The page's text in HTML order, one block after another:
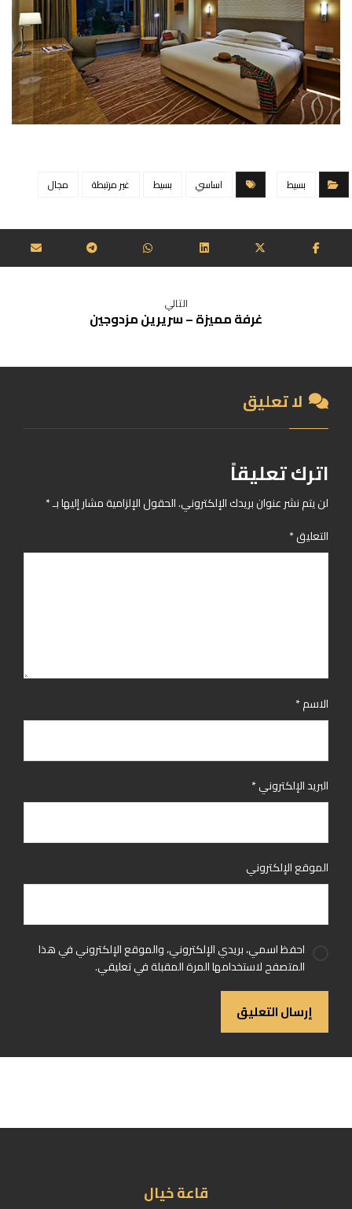
بسيط اساسي بسيط غير مرتبطة مجال
التالي
غرفة مميزة – سريرين مزدوجين
لا تعليق
اترك تعليقاً
لن يتم نشر عنوان بريدك الإلكتروني.الحقول الإلزامية مشار إليها بـ*
التعليق*
الاسم*
البريد الإلكتروني*
الموقع الإلكتروني
احفظ اسمي، بريدي الإلكتروني، والموقع الإلكتروني في هذا
المتصفح لاستخدامها المرة المقبلة في تعليقي.
إرسال التعليق
قاعة خيال